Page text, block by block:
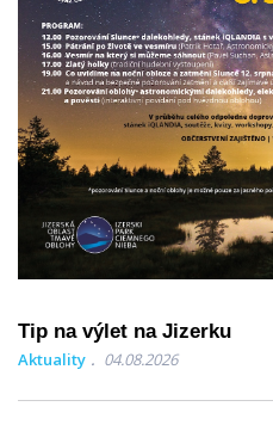
Tip na výlet na Jizerku
Aktuality 04.08.2026